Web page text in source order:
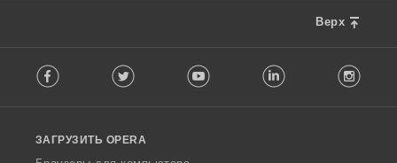
Верх
o
w
Facebook Twitter Youtube LinkedIn
ЗАГРУЗИТЬ OPERA